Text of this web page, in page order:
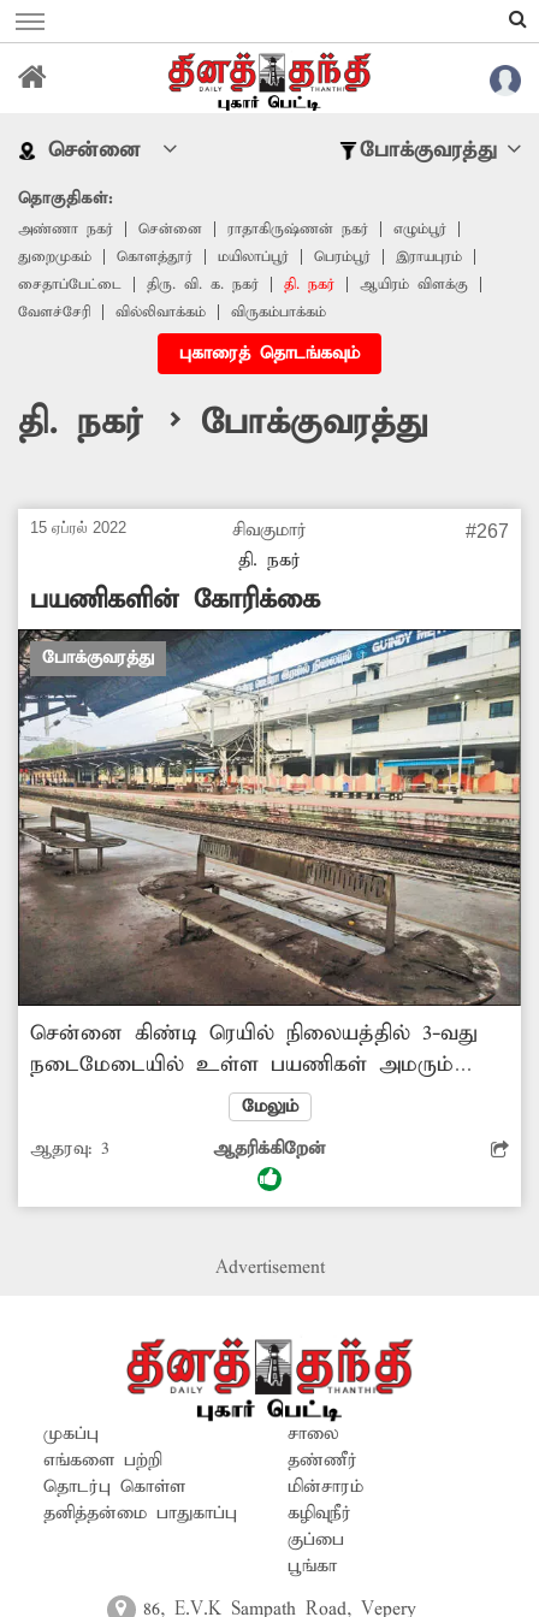
சென்னை போக்குவரத்து
தொகுதிகள்:
அண்ணா நகர் சென்னை ராதாகிருஷ்ணன் நகர்
எழும்பூர்
துறைமுகம்
கொளத்தூர் மயிலாப்பூர் பெரம்பூர்
இராயபுரம்
சைதாப்பேட்டை
திரு. வி. க. நகர் தி. நகர்
ஆயிரம் விளக்கு
வேளச்சேரி
வில்லிவாக்கம் விருகம்பாக்கம்
புகாரைத் தொடங்கவும்
தி. நகர் > போக்குவரத்து
15 ஏப்ரல் 2022
சிவகுமார்
தி. நகர்
#267
பயணிகளின் கோரிக்கை
போக்குவரத்து
சென்னை கிண்டி ரெயில் நிலையத்தில் 3-வது
நடைமேடையில் உள்ள பயணிகள் அமரும்
இருக்கையில் தூசிகள் படர்ந்து, துரு பிடித்து
மோசமான நிலையில் காட்சியளிக்கிறது.
இதனால், ரெயிலுக்காக காத்துக்கொண்டிருக்கும்
முதியோர்கள், குழந்தைகள் உள்பட
கொண்டே இருக்கும் நிலை இருக்கிறது. எனவே,
எடுப்பார்களா?
மேலும்
ஆதரவு: 3 ஆதரிக்கிறேன்
Advertisement
முகப்பு
எங்களை பற்றி
தொடர்பு கொள்ள
தனித்தன்மை பாதுகாப்பு
சாலை
தண்ணீர்
மின்சாரம்
கழிவுநீர்
குப்பை
பூங்கா
86, E.V.K Sampath Road, Vepery